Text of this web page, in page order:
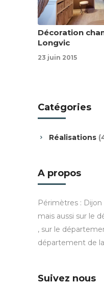
Décoration
Longvic
23 juin 2015
Catégories
Réalisations
A propos
Périmètres :
mais aussi sur le
, sur le
département de
Suivez nous